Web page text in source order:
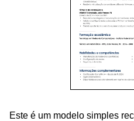
Este é um modelo simples